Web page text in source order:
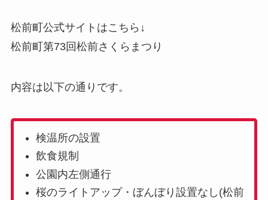
松前町公式サイトはこちら↓
松前町第73回松前さくらまつり
内容は以下の通りです。
検温所の設置
飲食規制
公園内左側通行
桜のライトアップ・ぼんぼり設置なし(松前